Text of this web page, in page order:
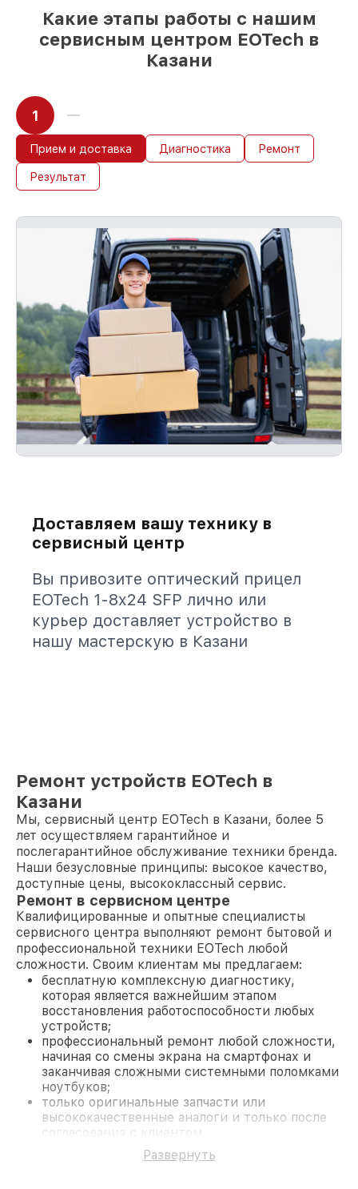
Какие этапы работы с нашим
сервисным центром EOTech в
Казани
1
Прием и доставка Диагностика Ремонт
Результат
Доставляем вашу технику в
сервисный центр
Вы привозите оптический прицел
EOTech 1-8x24 SFP лично или
курьер доставляет устройство в
нашу мастерскую в Казани
Ремонт устройств EOTech в
Казани
Мы, сервисный центр EOTech в Казани, более 5
лет осуществляем гарантийное и
послегарантийное обслуживание техники бренда.
Наши безусловные принципы: высокое качество,
доступные цены, высококлассный сервис.
Ремонт в сервисном центре
Квалифицированные и опытные специалисты
сервисного центра выполняют ремонт бытовой и
профессиональной техники EOTech любой
сложности. Своим клиентам мы предлагаем:
бесплатную комплексную диагностику,
которая является важнейшим этапом
восстановления работоспособности любых
устройств;
профессиональный ремонт любой сложности,
начиная со смены экрана на смартфонах и
заканчивая сложными системными поломками
ноутбуков;
только оригинальные запчасти или
высококачественные аналоги и только после
согласования с клиентом.
На все работы и замененные комплектующие
предоставляется длительная гарантия. В случае
Развернуть